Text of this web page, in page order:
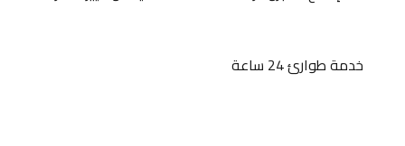
خدمة طوارئ 24 ساعة